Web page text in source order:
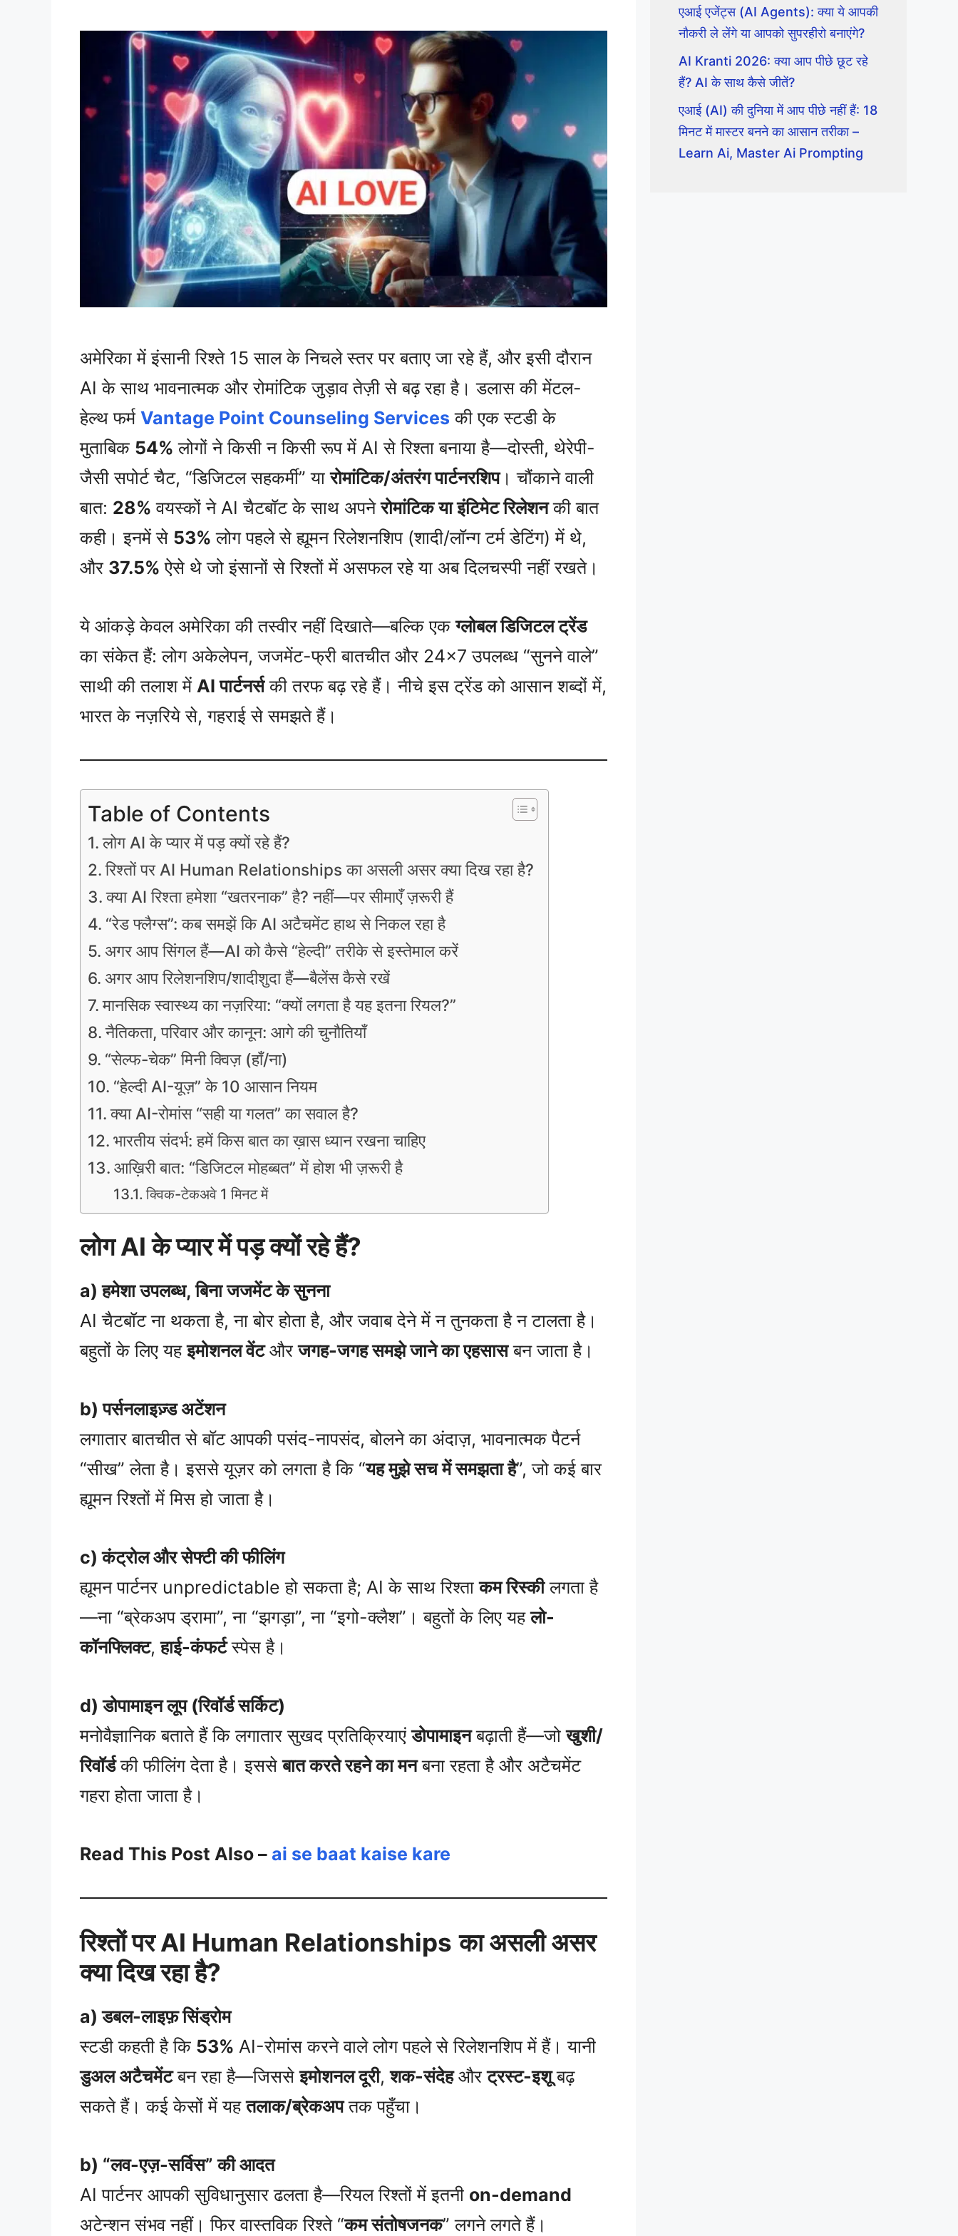
अमेरिका में इंसानी रिश्ते 15 साल के निचले स्तर पर बताए जा रहे हैं, और इसी दौरान
AI के साथ भावनात्मक और रोमांटिक जुड़ाव तेज़ी से बढ़ रहा है। डलास की मेंटल-
हेल्थ फर्म Vantage Point Counseling Services की एक स्टडी के
मुताबिक 54% लोगों ने किसी न किसी रूप में AI से रिश्ता बनाया है—दोस्ती, थेरेपी-
जैसी सपोर्ट चैट, “डिजिटल सहकर्मी” यारोमांटिक/अंतरंग पार्टनरशिप। चौंकाने वाली
बात: 28% वयस्कों ने AI चैटबॉट के साथ अपनेरोमांटिक या इंटिमेट रिलेशनकी बात
कही। इनमें से 53% लोग पहले से ह्यूमन रिलेशनशिप (शादी/लॉन्ग टर्म डेटिंग) में थे,
और 37.5% ऐसे थे जो इंसानों से रिश्तों में असफल रहे या अब दिलचस्पी नहीं रखते।
ये आंकड़े केवल अमेरिका की तस्वीर नहीं दिखाते—बल्कि एकग्लोबल डिजिटल ट्रेंड
का संकेत हैं: लोग अकेलेपन, जजमेंट-फ्री बातचीत और 24×7 उपलब्ध “सुनने वाले”
साथी की तलाश में AI पार्टनर्सकी तरफ बढ़ रहे हैं। नीचे इस ट्रेंड को आसान शब्दों में,
भारत के नज़रिये से, गहराई से समझते हैं।
Table of Contents
लोग AI के प्यार में पड़ क्यों रहे हैं?
रिश्तों पर AI Human Relationships का असली असर क्या दिख रहा है?
क्या AI रिश्ता हमेशा “खतरनाक” है? नहीं—पर सीमाएँ ज़रूरी हैं
“रेड फ्लैग्स”: कब समझें कि AI अटैचमेंट हाथ से निकल रहा है
अगर आप सिंगल हैं—AI को कैसे “हेल्दी” तरीके से इस्तेमाल करें
अगर आप रिलेशनशिप/शादीशुदा हैं—बैलेंस कैसे रखें
मानसिक स्वास्थ्य का नज़रिया: “क्यों लगता है यह इतना रियल?”
नैतिकता, परिवार और कानून: आगे की चुनौतियाँ
“सेल्फ-चेक” मिनी क्विज़ (हाँ/ना)
“हेल्दी AI-यूज़” के 10 आसान नियम
क्या AI-रोमांस “सही या गलत” का सवाल है?
भारतीय संदर्भ: हमें किस बात का ख़ास ध्यान रखना चाहिए
आख़िरी बात: “डिजिटल मोहब्बत” में होश भी ज़रूरी है
क्विक-टेकअवे 1 मिनट में
लोग AI के प्यार में पड़ क्यों रहे हैं?
a) हमेशा उपलब्ध, बिना जजमेंट के सुनना
AI चैटबॉट ना थकता है, ना बोर होता है, और जवाब देने में न तुनकता है न टालता है।
बहुतों के लिए यहइमोशनल वेंटऔरजगह-जगह समझे जाने का एहसासबन जाता है।
b) पर्सनलाइज़्ड अटेंशन
लगातार बातचीत से बॉट आपकी पसंद-नापसंद, बोलने का अंदाज़, भावनात्मक पैटर्न
“सीख” लेता है। इससे यूज़र को लगता है कि “यह मुझे सच में समझता है”, जो कई बार
ह्यूमन रिश्तों में मिस हो जाता है।
c) कंट्रोल और सेफ्टी की फीलिंग
ह्यूमन पार्टनर unpredictable हो सकता है; AI के साथ रिश्ताकम रिस्कीलगता है
—ना “ब्रेकअप ड्रामा”, ना “झगड़ा”, ना “इगो-क्लैश”। बहुतों के लिए यहलो-
कॉनफ्लिक्ट,हाई-कंफर्टस्पेस है।
d) डोपामाइन लूप (रिवॉर्ड सर्किट)
मनोवैज्ञानिक बताते हैं कि लगातार सुखद प्रतिक्रियाएंडोपामाइनबढ़ाती हैं—जोखुशी/
रिवॉर्डकी फीलिंग देता है। इससेबात करते रहने का मनबना रहता है और अटैचमेंट
गहरा होता जाता है।
Read This Post Also – ai se baat kaise kare
रिश्तों पर AI Human Relationships का असली असर
क्या दिख रहा है?
a) डबल-लाइफ़ सिंड्रोम
स्टडी कहती है कि 53% AI-रोमांस करने वाले लोग पहले से रिलेशनशिप में हैं। यानी
डुअल अटैचमेंटबन रहा है—जिससेइमोशनल दूरी,शक-संदेहऔरट्रस्ट-इशूबढ़
सकते हैं। कई केसों में यहतलाक/ब्रेकअपतक पहुँचा।
b) “लव-एज़-सर्विस” की आदत
AI पार्टनर आपकी सुविधानुसार ढलता है—रियल रिश्तों में इतनी on-demand
अटेन्शन संभव नहीं। फिर वास्तविक रिश्ते “कम संतोषजनक” लगने लगते हैं।
एआई एजेंट्स (AI Agents): क्या ये आपकी
नौकरी ले लेंगे या आपको सुपरहीरो बनाएंगे?
AI Kranti 2026: क्या आप पीछे छूट रहे
हैं? AI के साथ कैसे जीतें?
एआई (AI) की दुनिया में आप पीछे नहीं हैं: 18
मिनट में मास्टर बनने का आसान तरीका –
Learn Ai, Master Ai Prompting